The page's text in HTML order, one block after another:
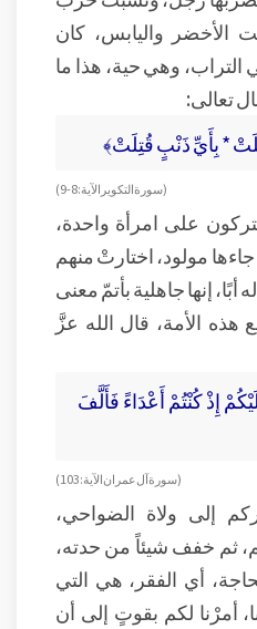
واليابس، كان
التراب، وهي حية، هذا ما
تعالى:
* بِأَيِّ ذَنْبٍ قُتِلَتْ﴾
( سورة التكوير الآية: 8-9)
على امرأة واحدة،
جاءها مولود، اختارتْ منهم
أبًا، إنها جاهلية بأتمّ معنى
هذه الأمة، قال الله عزَّ
إِذْ كُنْتُمْ أَعْدَاءً فَأَلَّفَ
( سورة آل عمران الآية: 103)
إلى ولاة الضواحي،
ثم خفف شيئاً من حدته،
أي الفقر، هي التي
أمرْنا لكم بقوتٍ إلى أن